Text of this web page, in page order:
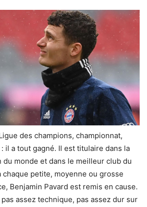
des champions, championnat,
il a tout gagné. Il est titulaire dans la
monde et dans le meilleur club du
chaque petite, moyenne ou grosse
Benjamin Pavard est remis en cause.
assez technique, pas assez dur sur